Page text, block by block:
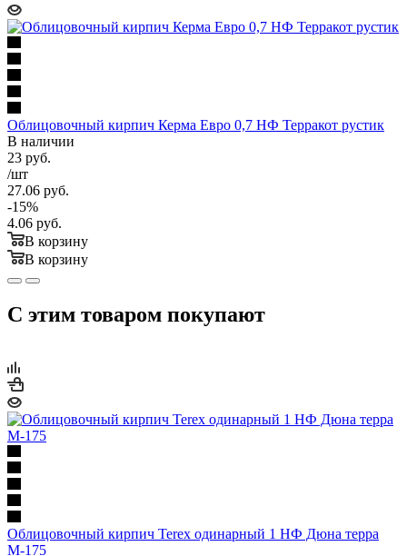
Облицовочный кирпич Керма Евро 0,7 НФ Терракот рустик
В наличии
23 руб.
/шт
27.06 руб.
-15%
4.06 руб.
В корзину
В корзину
С этим товаром покупают
Облицовочный кирпич Terex одинарный 1 НФ Дюна терра
М-175